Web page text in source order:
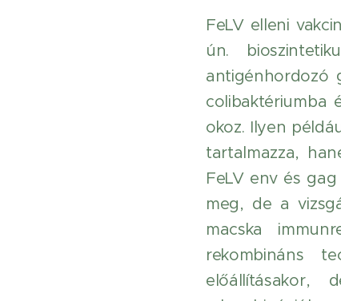
FeLV elleni
ún.
antigénhordozó
colibaktériumba
okoz. Ilyen
tartalmazza,
FeLV env és
meg, de a
macska
rekombináns
előállításakor,